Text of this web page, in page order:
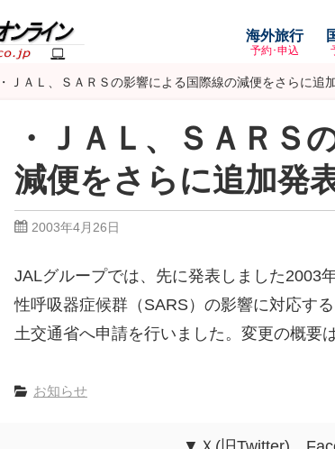
海外旅行
予約･申込
・ＪＡＬ、ＳＡＲＳの影響による国際線の減便をさらに追加
・ＪＡＬ、ＳＡＲＳ
減便をさらに追加発表
2003年4月26日
JALグループでは、先に発表しました2003
性呼吸器症候群（SARS）の影響に対応す
土交通省へ申請を行いました。変更の概要
お知らせ